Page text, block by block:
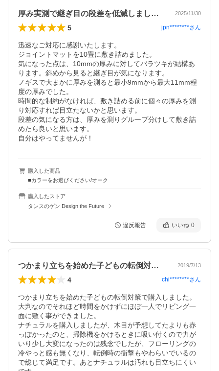
厚み実測で継ぎ目の段差を低減しましょう 2025/11/30
5 jpn********さん
迅速なご対応に感謝いたします。
ジョイントマットを10畳に敷き詰めました。
気になった点は、10mmの厚みに対してバラツキが結構あ
ります。斜めから見ると継ぎ目が気になります。
ノギスで大まかに厚みを測ると最小9mmから最大11mm程
度の厚みでした。
時間的な制約がなければ、敷き詰める前に個々の厚みを測
り対応すれば目立たないかと思います。
段差の気になる方は、厚みを測りグループ分けして敷き詰
めたら良いと思います。
自分はやってませんが！
購入した商品
■カラーをお選びください/オーク
購入したストア
タンスのゲン Design the Future
違反報告 いいね 0
つかまり立ちを始めた子どもの転倒対策で… 2019/7/13
4 chi********さん
つかまり立ちを始めた子どもの転倒対策で購入しました。
大判なのでそれほど時間をかけずにほぼ一人でリビング一
面に敷く事ができました。
ナチュラルを購入しましたが、木目が予想してたよりも赤
っぽかったのと、掃除機をかけるときに吸い付くので力が
いり少し大変になったのは残念でしたが、フローリングの
冷やっと感も無くなり、転倒時の衝撃もやわらいでいるの
で総じて満足です。あとナチュラルは汚れも目立ちにくい